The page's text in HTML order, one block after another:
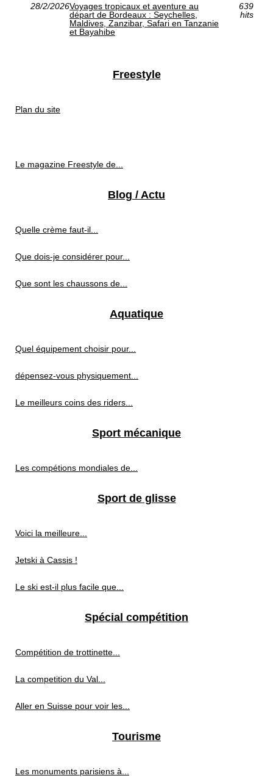
28/2/2026Voyages tropicaux et aventure au
départ de Bordeaux : Seychelles,
Maldives, Zanzibar, Safari en Tanzanie
et Bayahibe
639
hits
Freestyle
Plan du site
Le magazine Freestyle de...
Blog / Actu
Quelle crème faut-il...
Que dois-je considérer pour...
Que sont les chaussons de...
Aquatique
Quel équipement choisir pour...
dépensez-vous physiquement...
Le meilleurs coins des riders...
Sport mécanique
Les compétions mondiales de...
Sport de glisse
Voici la meilleure...
Jetski à Cassis !
Le ski est-il plus facile que...
Spécial compétition
Compétition de trottinette...
La competition du Val...
Aller en Suisse pour voir les...
Tourisme
Les monuments parisiens à...